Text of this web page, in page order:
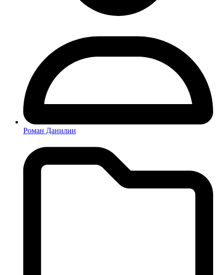
Роман Данилин